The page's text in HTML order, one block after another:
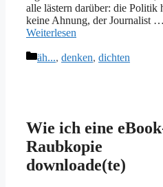
alle lästern darüber: die Politik
keine Ahnung, der Journalist …
Weiterlesen
Kategorien
äh..., denken, dichten
Wie ich eine
Raubkopie
downloade(te)